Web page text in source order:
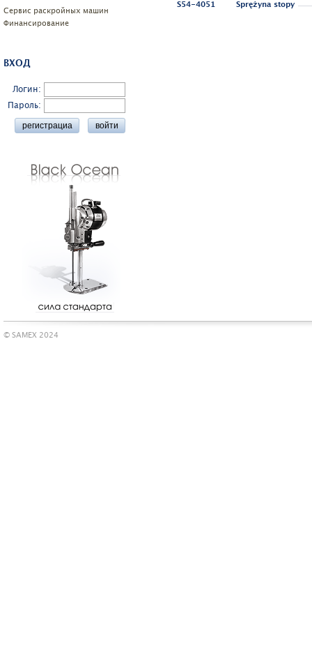
Сервис раскройных машин
Финансирование
ВХОД
Логин:
Пароль:
S54-4051
Sprężyna stopy
© SAMEX 2024